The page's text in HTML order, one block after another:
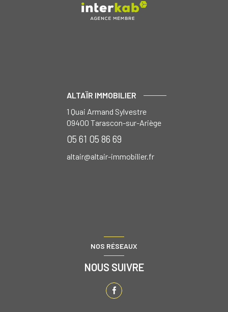
ALTAÏR IMMOBILIER
1 Quai Armand Sylvestre
09400 Tarascon-sur-Ariège
05 61 05 86 69
altair@altair-immobilier.fr
NOS RÉSEAUX
NOUS SUIVRE